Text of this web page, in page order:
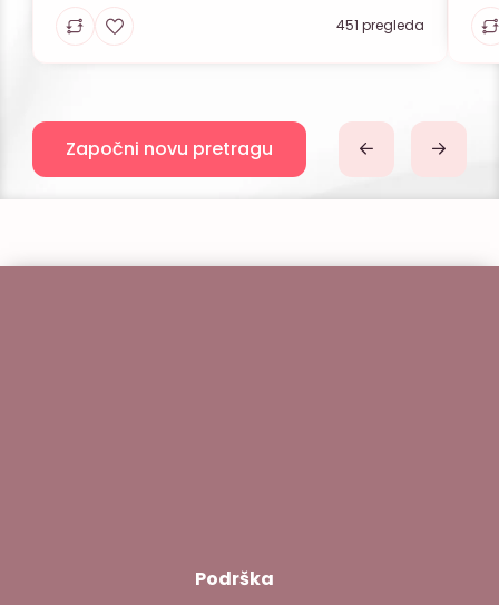
lakoćom krećemo kroz raznovrsne glazbene
žanrove i […]
451 pregleda
Započni novu pretragu
Podrška